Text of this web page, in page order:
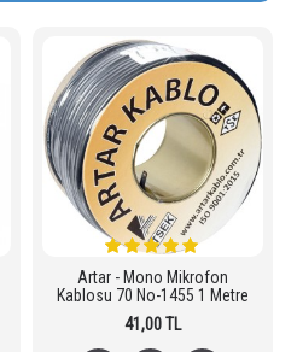
Artar - Mono Mikrofon
Kablosu 70 No-1455 1 Metre
41,00 TL